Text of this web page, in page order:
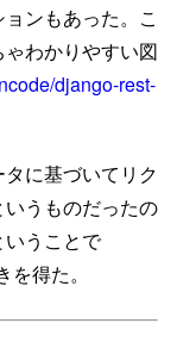
ンもあった。こ
わかりやすい図
django-rest-
に基づいてリク
うものだったの
うことで
得た。